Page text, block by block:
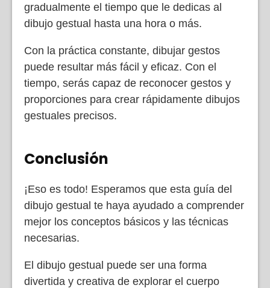
gradualmente el tiempo que le dedicas al
dibujo gestual hasta una hora o más.
Con la práctica constante, dibujar gestos
puede resultar más fácil y eficaz. Con el
tiempo, serás capaz de reconocer gestos y
proporciones para crear rápidamente dibujos
gestuales precisos.
Conclusión
¡Eso es todo! Esperamos que esta guía del
dibujo gestual te haya ayudado a comprender
mejor los conceptos básicos y las técnicas
necesarias.
El dibujo gestual puede ser una forma
divertida y creativa de explorar el cuerpo